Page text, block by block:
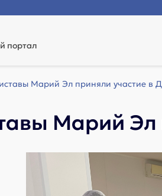
портал
Марий Эл приняли участие в
Марий Эл